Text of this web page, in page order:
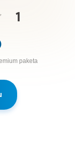
1
paketa